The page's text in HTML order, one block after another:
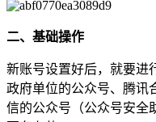
二、基础操作
新账号设置好后，就要进
政府单位的公众号、腾讯
信的公众号（公众号安全